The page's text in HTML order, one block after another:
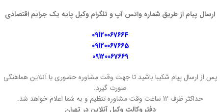
ارسال پیام از طریق شماره واتس آپ و تلگرام وکیل پایه یک جرایم اقتصادی
09120067664
09120067665
09120067669
پس از ارسال پیام شکیبا باشید تا جهت وقت مشاوره حضوری یا آنلاین هماهنگی
صورت گیرد.
حداکثر ظرف 12 ساعت وقت مشاوره تنظیم و به شما اعلام خواهد شد.
دفتر وکالت وکیل آنلاین در تهران